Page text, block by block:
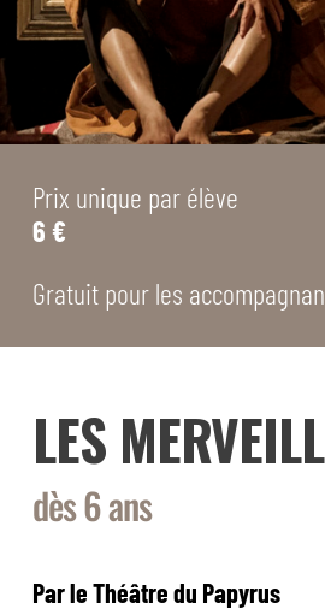
Prix unique par élève
6 €
Gratuit pour les
LES
dès 6 ans
Par le Théâtre du Papyrus